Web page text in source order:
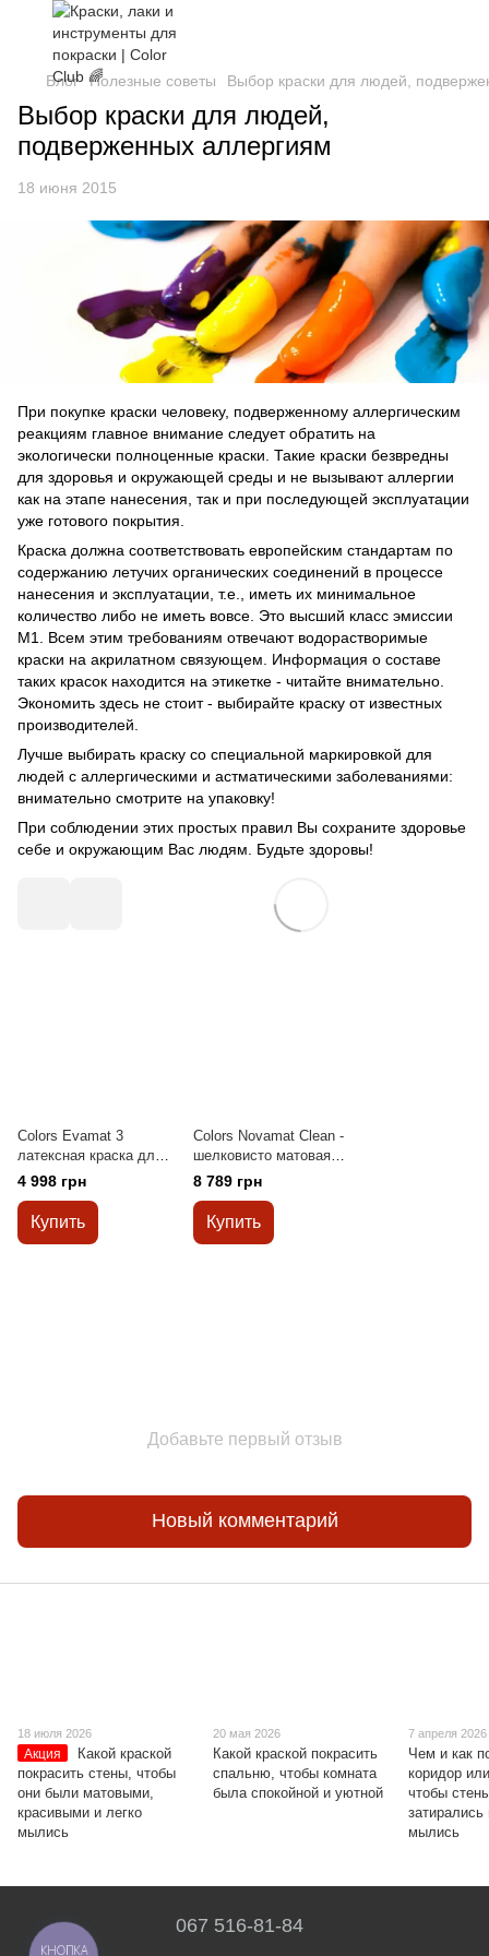
Блог Полезные советы Выбор краски для людей,
Выбор краски для людей,
подверженных аллергиям
18 июня 2015
При покупке краски человеку, подверженному аллергическим
реакциям главное внимание следует обратить на
экологически полноценные краски. Такие краски безвредны
для здоровья и окружающей среды и не вызывают аллергии
как на этапе нанесения, так и при последующей эксплуатации
уже готового покрытия.
Краска должна соответствовать европейским стандартам по
содержанию летучих органических соединений в процессе
нанесения и эксплуатации, т.е., иметь их минимальное
количество либо не иметь вовсе. Это высший класс эмиссии
М1. Всем этим требованиям отвечают водорастворимые
краски на акрилатном связующем. Информация о составе
таких красок находится на этикетке - читайте внимательно.
Экономить здесь не стоит - выбирайте краску от известных
производителей.
Лучше выбирать краску со специальной маркировкой для
людей с аллергическими и астматическими заболеваниями:
внимательно смотрите на упаковку!
При соблюдении этих простых правил Вы сохраните здоровье
себе и окружающим Вас людям. Будьте здоровы!
Colors Evamat 3
латексная краска для
потолков с
замедленным
временем высыхания
9л
4 998 грн
Купить
Colors Novamat Clean -
шелковисто матовая
влагостойкая
антибактериальная
краска на основе ионов
серебра 9л
8 789 грн
Купить
Добавьте первый отзыв
Новый комментарий
18 июля 2026
Акция
Какой краской
покрасить стены, чтобы
они были матовыми,
красивыми и легко
мылись
20 мая 2026
Какой краской покрасить
спальню, чтобы комната
была спокойной и уютной
7 апреля 2026
Чем и как
коридор
чтобы
затирались
мылись
067 516-81-84
КНОПКА